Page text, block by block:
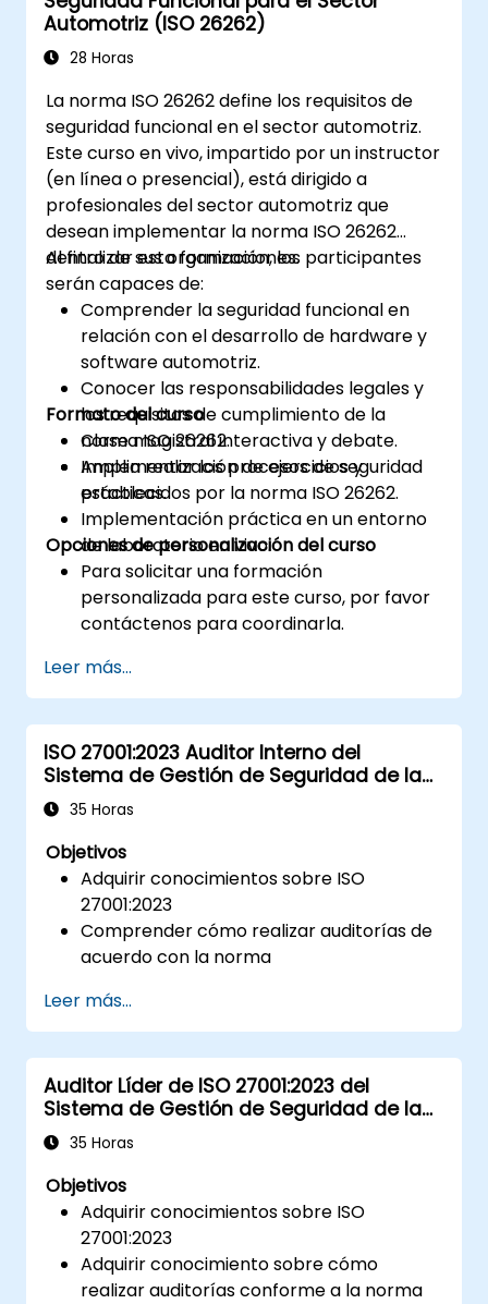
Automotriz (ISO 26262)
28 Horas
La norma ISO 26262 define los requisitos de
seguridad funcional en el sector automotriz.
Este curso en vivo, impartido por un instructor
(en línea o presencial), está dirigido a
profesionales del sector automotriz que
desean implementar la norma ISO 26262
dentro de sus organizaciones.
Al finalizar esta formación, los participantes
serán capaces de:
Comprender la seguridad funcional en
relación con el desarrollo de hardware y
software automotriz.
Conocer las responsabilidades legales y
los requisitos de cumplimiento de la
norma ISO 26262.
Implementar los procesos de seguridad
establecidos por la norma ISO 26262.
Formato del curso
Clase magistral interactiva y debate.
Amplia realización de ejercicios y
prácticas.
Implementación práctica en un entorno
de laboratorio en vivo.
Opciones de personalización del curso
Para solicitar una formación
personalizada para este curso, por favor
contáctenos para coordinarla.
Leer más...
ISO 27001:2023 Auditor Interno del
Sistema de Gestión de Seguridad de la
Información
35 Horas
Objetivos
Adquirir conocimientos sobre ISO
27001:2023
Comprender cómo realizar auditorías de
acuerdo con la norma
Leer más...
Auditor Líder de ISO 27001:2023 del
Sistema de Gestión de Seguridad de la
Información
35 Horas
Objetivos
Adquirir conocimientos sobre ISO
27001:2023
Adquirir conocimiento sobre cómo
realizar auditorías conforme a la norma